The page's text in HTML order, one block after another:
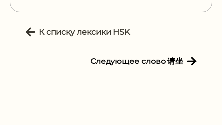
К списку лексики HSK
Следующее слово 请坐